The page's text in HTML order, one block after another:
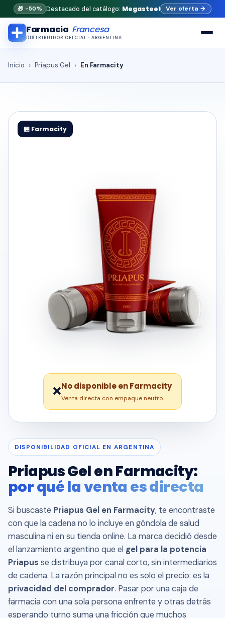
🎁 -50% Destacado del catálogo: Megasteel Ver oferta →
Farmacia Francesa
DISTRIBUIDOR OFICIAL · ARGENTINA
Inicio Priapus Gel En Farmacity
🏪 Farmacity
❌No disponible en Farmacity
Venta directa con empaque neutro
DISPONIBILIDAD OFICIAL EN ARGENTINA
Priapus Gel en Farmacity:
por qué la venta es directa
Si buscaste Priapus Gel en Farmacity, te encontraste
con que la cadena no lo incluye en góndola de salud
masculina ni en su tienda online. La marca decidió desde
el lanzamiento argentino que el gel para la potencia
Priapus se distribuya por canal corto, sin intermediarios
de cadena. La razón principal no es solo el precio: es la
privacidad del comprador. Pasar por una caja de
farmacia con una sola persona enfrente y otras detrás
esperando turno suma una fricción que muchos